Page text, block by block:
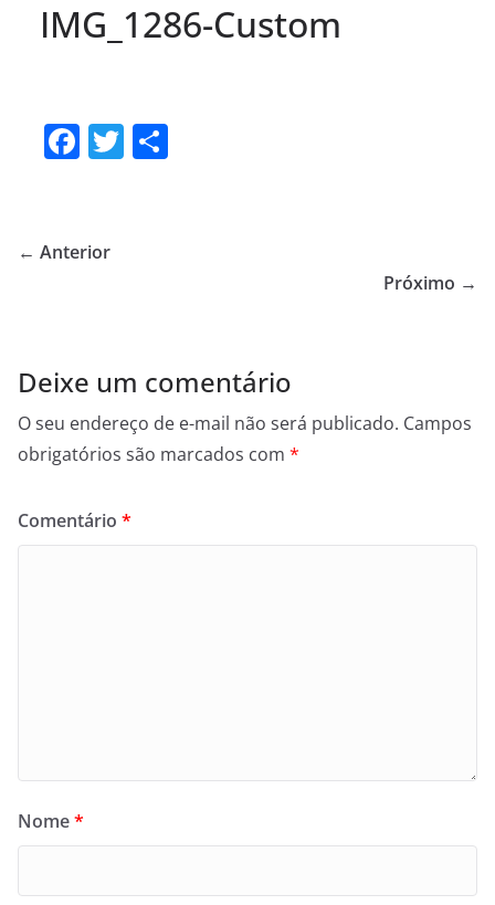
IMG_1286-Custom
F
e
k
T
← Anterior
Próximo →
Deixe um comentário
O seu endereço de e-mail não será publicado. Campos
obrigatórios são marcados com *
Comentário *
Nome*